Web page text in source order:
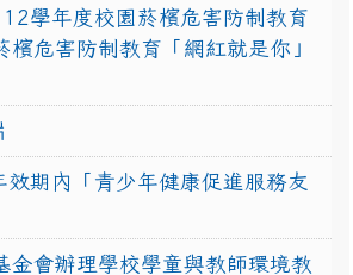
學年度校園菸檳危害防制教育
危害防制教育「網紅就是你」
期內「青少年健康促進服務友
金會辦理學校學童與教師環境教